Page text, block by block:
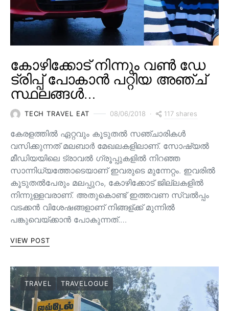
കോഴിക്കോട് നിന്നും വൺ ഡേ
ട്രിപ്പ് പോകാൻ പറ്റിയ അഞ്ച്
സ്ഥലങ്ങൾ…
TECH TRAVEL EAT 08/06/2018 117 shares
കേരളത്തിൽ ഏറ്റവും കൂടുതൽ സഞ്ചാരികൾ
വസിക്കുന്നത് മലബാർ മേഖലകളിലാണ്. സോഷ്യൽ
മീഡിയയിലെ ട്രാവൽ ഗ്രൂപ്പുകളിൽ നിറഞ്ഞ
സാന്നിധ്യത്തോടെയാണ് ഇവരുടെ മുന്നേറ്റം. ഇവരിൽ
കൂടുതൽപേരും മലപ്പുറം, കോഴിക്കോട് ജില്ലകളിൽ
നിന്നുള്ളവരാണ്. അതുകൊണ്ട് ഇത്തവണ സ്വൽപ്പം
വടക്കൻ വിശേഷങ്ങളാണ് നിങ്ങള്ക്ക് മുന്നിൽ
പങ്കുവെയ്ക്കാൻ പോകുന്നത്.…
VIEW POST
TRAVEL TRAVELOGUE